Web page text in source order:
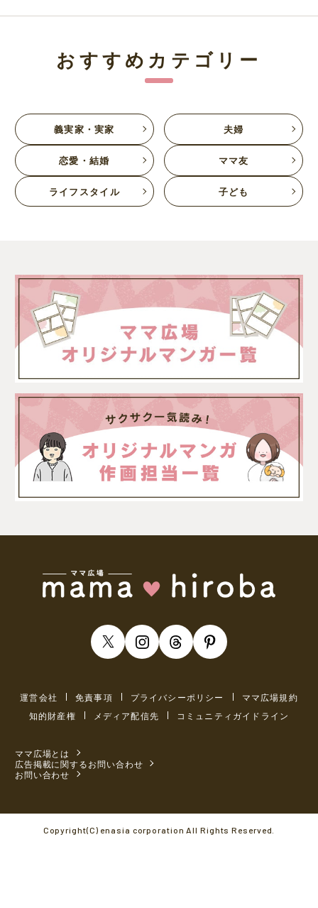
おすすめカテゴリー
義実家・実家 夫婦
恋愛・結婚 ママ友
ライフスタイル 子ども
運営会社 免責事項 プライバシーポリシー
ママ広場規約
知的財産権
メディア配信先 コミュニティガイドライン
ママ広場とは
広告掲載に関するお問い合わせ
お問い合わせ
Copyright(C) enasia corporation All Rights Reserved.